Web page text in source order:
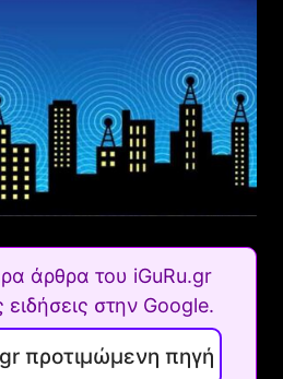
άρθρα του iGuRu.gr
στην Google.
προτιμώμενη πηγή